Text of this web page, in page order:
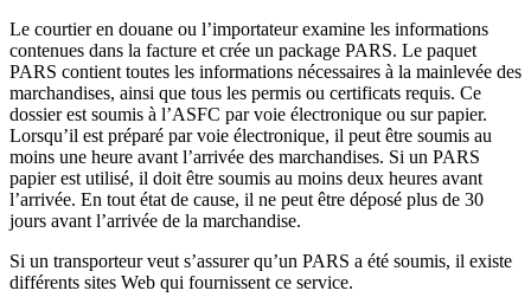
Le courtier en douane ou l’importateur examine les informations
contenues dans la facture et crée un package PARS. Le paquet
PARS contient toutes les informations nécessaires à la mainlevée des
marchandises, ainsi que tous les permis ou certificats requis. Ce
dossier est soumis à l’ASFC par voie électronique ou sur papier.
Lorsqu’il est préparé par voie électronique, il peut être soumis au
moins une heure avant l’arrivée des marchandises. Si un PARS
papier est utilisé, il doit être soumis au moins deux heures avant
l’arrivée. En tout état de cause, il ne peut être déposé plus de 30
jours avant l’arrivée de la marchandise.
Si un transporteur veut s’assurer qu’un PARS a été soumis, il existe
différents sites Web qui fournissent ce service.